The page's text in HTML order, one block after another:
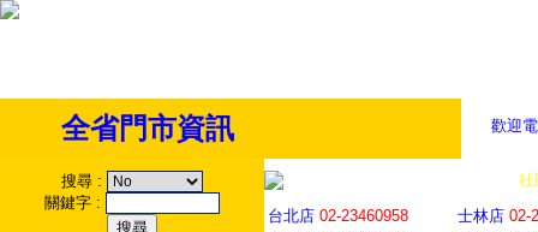
歡迎
全省門市資訊
搜尋 :
關鍵字 :
社
台北店 02-23460958 士林店 02-